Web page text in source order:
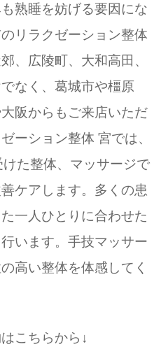
熟睡を妨げる要因にな
リラクゼーション整体
、広陵町、大和高田、
なく、葛城市や橿原
阪からもご来店いただ
ーション整体 宮では、
た整体、マッサージで
ケアします。多くの患
一人ひとりに合わせた
います。手技マッサー
高い整体を体感してく
こちらから↓